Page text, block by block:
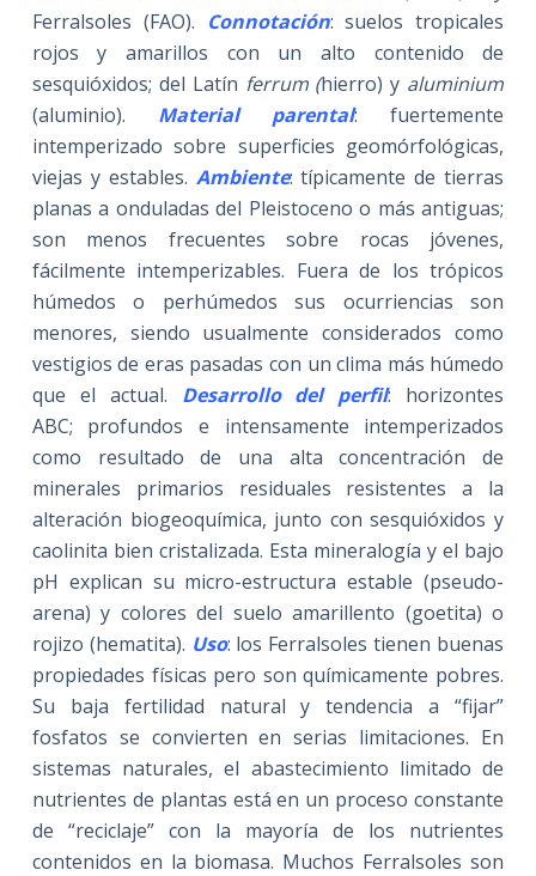
Ferralsoles (FAO). Connotación: suelos tropicales
rojos y amarillos con un alto contenido de
sesquióxidos; del Latín ferrum (hierro) y aluminium
(aluminio). Material parental: fuertemente
intemperizado sobre superficies geomórfológicas,
viejas y estables. Ambiente: típicamente de tierras
planas a onduladas del Pleistoceno o más antiguas;
son menos frecuentes sobre rocas jóvenes,
fácilmente intemperizables. Fuera de los trópicos
húmedos o perhúmedos sus ocurriencias son
menores, siendo usualmente considerados como
vestigios de eras pasadas con un clima más húmedo
que el actual. Desarrollo del perfil: horizontes
ABC; profundos e intensamente intemperizados
como resultado de una alta concentración de
minerales primarios residuales resistentes a la
alteración biogeoquímica, junto con sesquióxidos y
caolinita bien cristalizada. Esta mineralogía y el bajo
pH explican su micro-estructura estable (pseudo-
arena) y colores del suelo amarillento (goetita) o
rojizo (hematita). Uso: los Ferralsoles tienen buenas
propiedades físicas pero son químicamente pobres.
Su baja fertilidad natural y tendencia a “fijar”
fosfatos se convierten en serias limitaciones. En
sistemas naturales, el abastecimiento limitado de
nutrientes de plantas está en un proceso constante
de “reciclaje” con la mayoría de los nutrientes
contenidos en la biomasa. Muchos Ferralsoles son